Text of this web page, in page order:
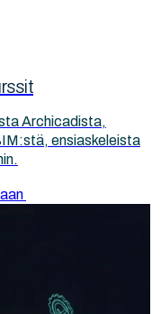
Archicadista,
ensiaskeleista